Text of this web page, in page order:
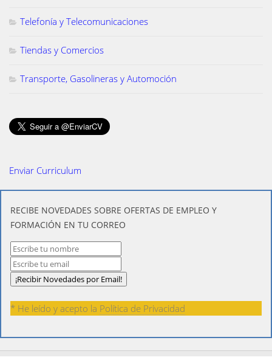
Telefonía y Telecomunicaciones
Tiendas y Comercios
Transporte, Gasolineras y Automoción
Enviar Curriculum
​RECIBE NOVEDADES SOBRE OFERTAS DE EMPLEO Y
FORMACIÓN EN TU CORREO
* He leído y acepto la Política de Privacidad